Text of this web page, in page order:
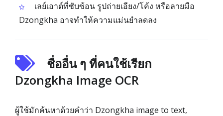
เลย์เอาต์ที่ซับซ้อน รูปถ่ายเอียง/โค้ง หรือลายมือ
Dzongkha อาจทำให้ความแม่นยำลดลง
ชื่ออื่น ๆ ที่คนใช้เรียก
Dzongkha Image OCR
ผู้ใช้มักค้นหาด้วยคำว่า Dzongkha image to text,